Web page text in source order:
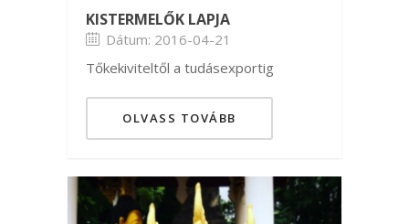
KISTERMELŐK LAPJA
Dátum: 2016-04-21
Tőkekiviteltől a tudásexportig
OLVASS TOVÁBB